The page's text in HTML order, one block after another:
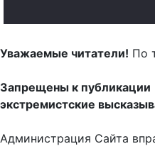
Уважаемые читатели! По
Запрещены к публикации
экстремистские
Администрация Сайта